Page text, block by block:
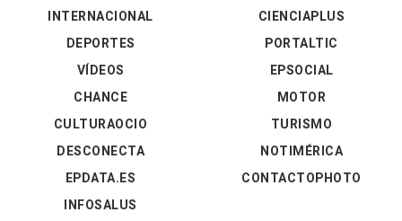
INTERNACIONAL
DEPORTES
VÍDEOS
CIENCIAPLUS
PORTALTIC
EPSOCIAL
CHANCE
CULTURAOCIO
DESCONECTA
EPDATA.ES
INFOSALUS
MOTOR
TURISMO
NOTIMÉRICA
CONTACTOPHOTO